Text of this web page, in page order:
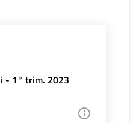
- 1° trim. 2023